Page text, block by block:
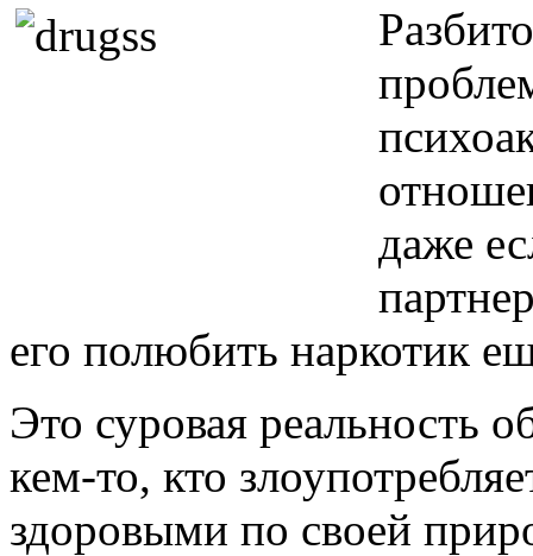
даже
его полюбить наркотик
Это суровая реальность
кем-то, кто
здоровыми по своей